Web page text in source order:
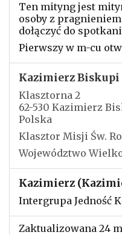
Ten mityng jest
osoby z
dołączyć do
Pierwszy w m-cu
Kazimierz Biskupi
Klasztorna 2
62-530 Kazimierz
Polska
Klasztor Misji Św.
Województwo
Kazimierz
Intergrupa Jedność
Zaktualizowana 24